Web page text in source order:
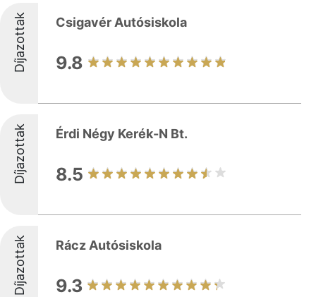
Díjazottak Csigavér Autósiskola
9.8
Díjazottak Érdi Négy Kerék-N Bt.
8.5
Díjazottak Rácz Autósiskola
9.3